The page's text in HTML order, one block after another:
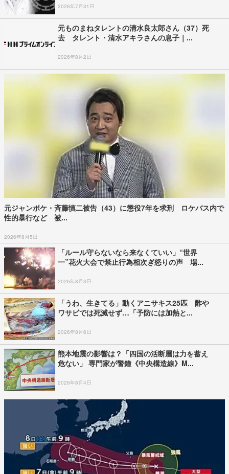
2026年7月31日
元ものまねタレントの清水良太郎さん（37）死
去 タレント・清水アキラさんの息子｜...
2026年8月2日
元ジャンポケ・斉藤慎二被告（43）に懲役7年を求刑 ロケバス内で
性的暴行など 被...
2026年8月5日
「ルール守らないなら来なくていい」“世界
一”花火大会で禁止行為相次ぎ怒りの声 場...
2026年8月3日
「うわ、生きてる」動くアニサキス25匹 酢や
ワサビでは死滅せず…「予防には加熱と...
2026年8月6日
熊本地震の影響は？「四国の活断層は力を蓄え
危ない」 専門家が警鐘《中央構造線》M...
2026年8月4日